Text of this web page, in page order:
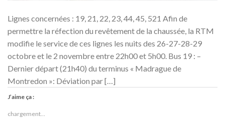
Lignes concernées : 19, 21, 22, 23, 44, 45, 521 Afin de
permettre la réfection du revêtement de la chaussée, la RTM
modifie le service de ces lignes les nuits des 26-27-28-29
octobre et le 2 novembre entre 22h00 et 5h00. Bus 19 : –
Dernier départ (21h40) du terminus « Madrague de
Montredon »: Déviation par […]
J’aime ça :
chargement…